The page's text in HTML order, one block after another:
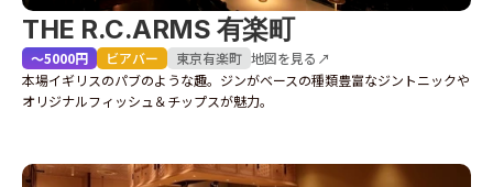
THE R.C.ARMS 有楽町
〜5000円 ビアバー 東京有楽町 地図を見る↗
本場イギリスのパブのような趣。ジンがベースの種類豊富なジントニックや
オリジナルフィッシュ＆チップスが魅力。